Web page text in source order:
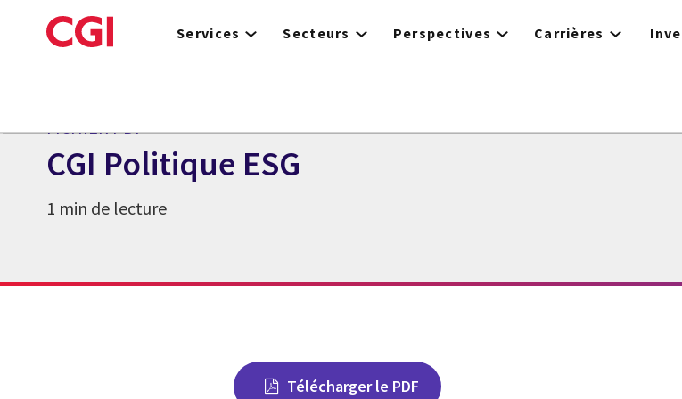
to
Services Secteurs Perspectives Carrières
FICHIER PDF
CGI Politique ESG
1 min de lecture
Télécharger le PDF